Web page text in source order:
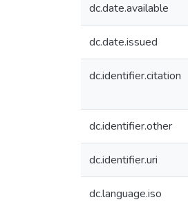
dc.date.available
dc.date.issued
dc.identifier.citation
dc.identifier.other
dc.identifier.uri
dc.language.iso